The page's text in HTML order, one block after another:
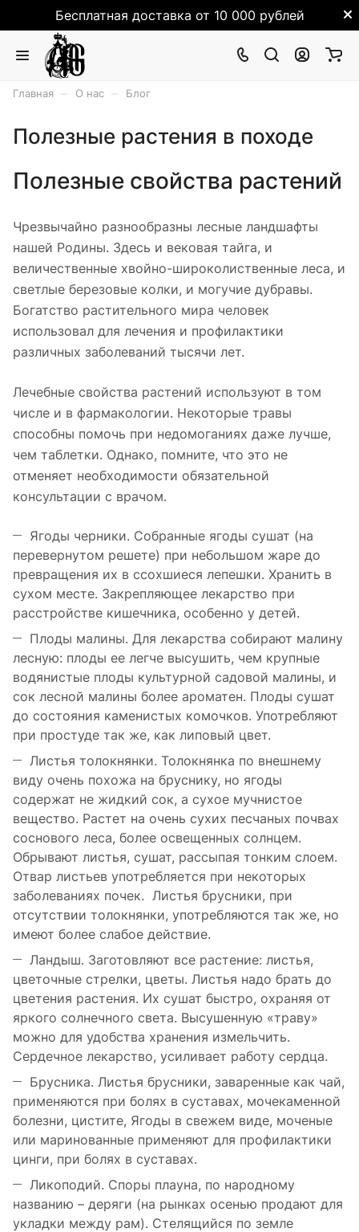
Бесплатная доставка от 10 000 рублей
Главная О нас Блог
Полезные растения в походе
Полезные свойства растений
Чрезвычайно разнообразны лесные ландшафты
нашей Родины. Здесь и вековая тайга, и
величественные хвойно-широколиствен­ные леса, и
светлые березовые колки, и могучие дубравы.
Богатство растительного мира человек
использовал для лечения и профилактики
различных заболеваний тысячи лет.
Лечебные свойства растений используют в том
числе и в фармакологии. Некоторые травы
способны помочь при недомоганиях даже лучше,
чем таблетки. Однако, помните, что это не
отменяет необходимости обязательной
консультации с врачом.
Ягоды черники. Собранные ягоды сушат (на
перевернутом решете) при небольшом жаре до
превращения их в ссохшиеся лепешки. Хранить в
сухом месте. Закрепляющее лекарство при
расстройстве кишечника, особенно у детей.
Плоды малины. Для лекарства собирают малину
лесную: плоды ее легче высушить, чем крупные
водянистые плоды культурной садовой малины, и
сок лесной малины более ароматен. Плоды сушат
до состояния каменистых комочков. Употребляют
при простуде так же, как липовый цвет.
Листья толокнянки. Толокнянка по внешнему
виду очень похожа на бруснику, но ягоды
содержат не жидкий сок, а сухое мучнистое
вещество. Растет на очень сухих песчаных почвах
соснового леса, более освещенных солнцем.
Обрывают листья, сушат, рассыпая тонким слоем.
Отвар листьев употребляется при некоторых
заболеваниях почек. Листья брусники, при
отсутствии толокнянки, употребляются так же, но
имеют более слабое действие.
Ландыш. Заготовляют все растение: листья,
цветочные стрелки, цветы. Листья надо брать до
цветения растения. Их сушат быстро, охраняя от
яркого солнечного света. Высушенную «траву»
можно для удобства хранения измельчить.
Сердечное лекарство, усиливает работу сердца.
Брусника. Листья брусники, заваренные как чай,
применяются при болях в суставах, мочекаменной
болезни, цистите, Ягоды в свежем виде, моченые
или маринованные применяют для профилактики
цинги, при болях в суставах.
Ликоподий. Споры плауна, по народному
названию – деряги (на рынках осенью продают для
укладки между рам). Стелящийся по земле